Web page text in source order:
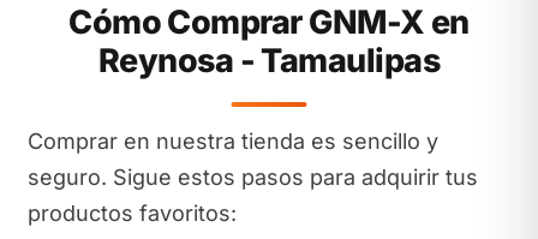
Cómo Comprar GNM-X en
Reynosa - Tamaulipas
Comprar en nuestra tienda es sencillo y
seguro. Sigue estos pasos para adquirir tus
productos favoritos: